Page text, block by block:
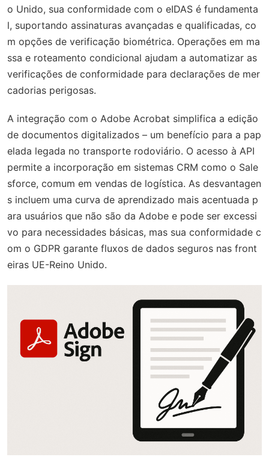
o Unido, sua conformidade com o eIDAS é fundamenta
l, suportando assinaturas avançadas e qualificadas, co
m opções de verificação biométrica. Operações em ma
ssa e roteamento condicional ajudam a automatizar as
verificações de conformidade para declarações de mer
cadorias perigosas.
A integração com o Adobe Acrobat simplifica a edição
de documentos digitalizados – um benefício para a pap
elada legada no transporte rodoviário. O acesso à API
permite a incorporação em sistemas CRM como o Sale
sforce, comum em vendas de logística. As desvantagen
s incluem uma curva de aprendizado mais acentuada p
ara usuários que não são da Adobe e pode ser excessi
vo para necessidades básicas, mas sua conformidade c
om o GDPR garante fluxos de dados seguros nas front
eiras UE-Reino Unido.